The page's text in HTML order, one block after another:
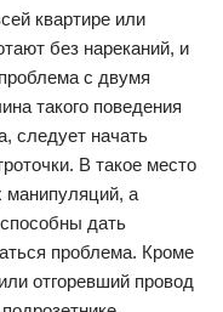
квартире или
без нареканий, и
с двумя
такого поведения
следует начать
В такое место
манипуляций, а
дать
проблема. Кроме
отгоревший провод